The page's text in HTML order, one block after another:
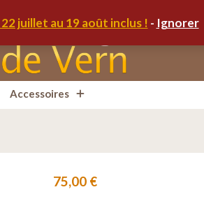
juillet au 19 août inclus ! - Ignorer
Accessoires
75,00 €